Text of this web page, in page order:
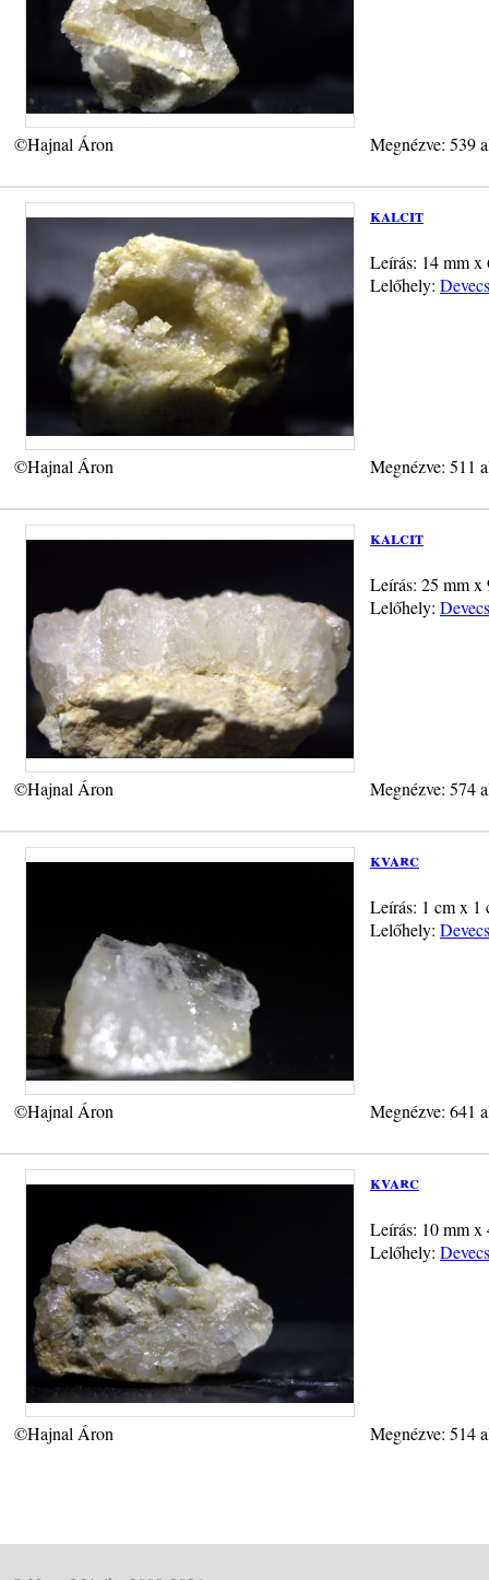
©Hajnal Áron Megnézve: 539
kalcit
Leírás: 14 mm x
Lelőhely:
©Hajnal Áron Megnézve: 511
kalcit
Leírás: 25 mm x
Lelőhely:
©Hajnal Áron Megnézve: 574
kvarc
Leírás: 1 cm x 1
Lelőhely:
©Hajnal Áron Megnézve: 641
kvarc
Leírás: 10 mm x
Lelőhely:
©Hajnal Áron Megnézve: 514